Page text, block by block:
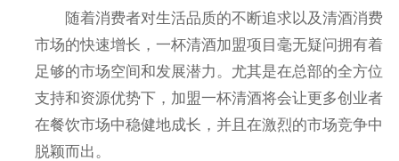
随着消费者对生活品质的不断追求以及清酒消费
市场的快速增长，一杯清酒加盟项目毫无疑问拥有着
足够的市场空间和发展潜力。尤其是在总部的全方位
支持和资源优势下，加盟一杯清酒将会让更多创业者
在餐饮市场中稳健地成长，并且在激烈的市场竞争中
脱颖而出。